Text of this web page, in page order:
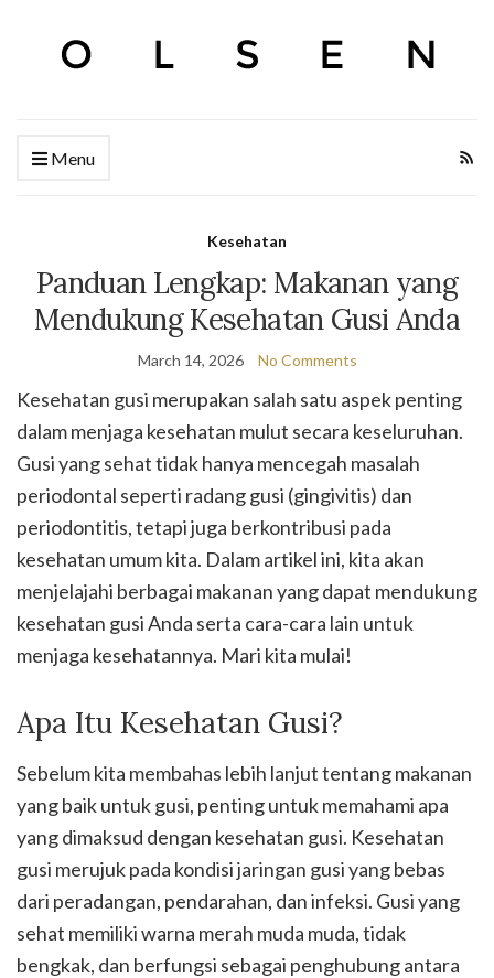
Menu
Kesehatan
Panduan Lengkap: Makanan yang
Mendukung Kesehatan Gusi Anda
March 14, 2026 No Comments
Kesehatan gusi merupakan salah satu aspek penting
dalam menjaga kesehatan mulut secara keseluruhan.
Gusi yang sehat tidak hanya mencegah masalah
periodontal seperti radang gusi (gingivitis) dan
periodontitis, tetapi juga berkontribusi pada
kesehatan umum kita. Dalam artikel ini, kita akan
menjelajahi berbagai makanan yang dapat mendukung
kesehatan gusi Anda serta cara-cara lain untuk
menjaga kesehatannya. Mari kita mulai!
Apa Itu Kesehatan Gusi?
Sebelum kita membahas lebih lanjut tentang makanan
yang baik untuk gusi, penting untuk memahami apa
yang dimaksud dengan kesehatan gusi. Kesehatan
gusi merujuk pada kondisi jaringan gusi yang bebas
dari peradangan, pendarahan, dan infeksi. Gusi yang
sehat memiliki warna merah muda muda, tidak
bengkak, dan berfungsi sebagai penghubung antara